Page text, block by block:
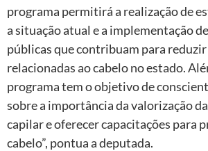
programa permitirá a realização de
a situação atual e a implementação
públicas que contribuam para reduzir
relacionadas ao cabelo no estado.
programa tem o objetivo de
sobre a importância da valorização
capilar e oferecer capacitações para
cabelo”, pontua a deputada.